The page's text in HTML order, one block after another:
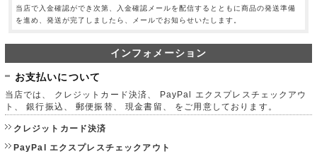
当店で入金確認ができ次第、入金確認メールを配信するとともに商品の発送準備
を進め、発送が完了しましたら、メールでお知らせいたします。
インフォメーション
お支払いについて
当店では、 クレジットカード決済、 PayPal エクスプレスチェックアウ
ト、 銀行振込、 郵便振替、 現金書留、 をご用意しております。
クレジットカード決済
PayPal エクスプレスチェックアウト